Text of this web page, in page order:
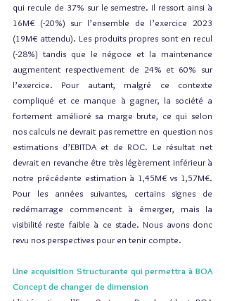
qui recule de 37% sur le semestre. Il ressort ainsi à
16M€ (-20%) sur l’ensemble de l’exercice 2023
(19M€ attendu). Les produits propres sont en recul
(-28%) tandis que le négoce et la maintenance
augmentent respectivement de 24% et 60% sur
l’exercice. Pour autant, malgré ce contexte
compliqué et ce manque à gagner, la société a
fortement amélioré sa marge brute, ce qui selon
nos calculs ne devrait pas remettre en question nos
estimations d’EBITDA et de ROC. Le résultat net
devrait en revanche être très légèrement inférieur à
notre précédente estimation à 1,45M€ vs 1,57M€.
Pour les années suivantes, certains signes de
redémarrage commencent à émerger, mais la
visibilité reste faible à ce stade. Nous avons donc
revu nos perspectives pour en tenir compte.
Une acquisition Structurante qui permettra à BOA
Concept de changer de dimension